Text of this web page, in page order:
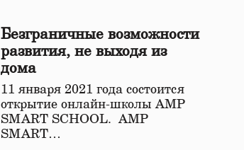
Безграничные возможности
развития, не выходя из
дома
11 января 2021 года состоится
открытие онлайн-школы АМР
SMART SCHOOL. АМР
SMART…